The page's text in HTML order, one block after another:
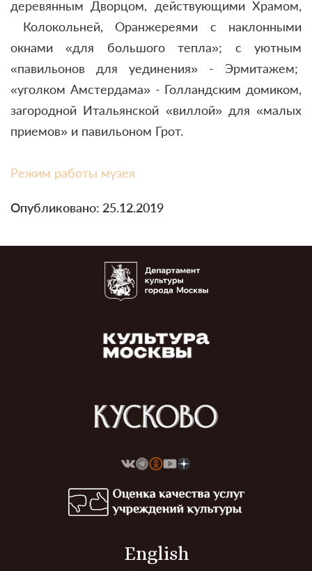
деревянным Дворцом, действующими Храмом,
Колокольней, Оранжереями с наклонными
окнами «для большого тепла»; с уютным
«павильонов для уединения» - Эрмитажем;
«уголком Амстердама» - Голландским домиком,
загородной Итальянской «виллой» для «малых
приемов» и павильоном Грот.
Режим работы музея
Опубликовано: 25.12.2019
English